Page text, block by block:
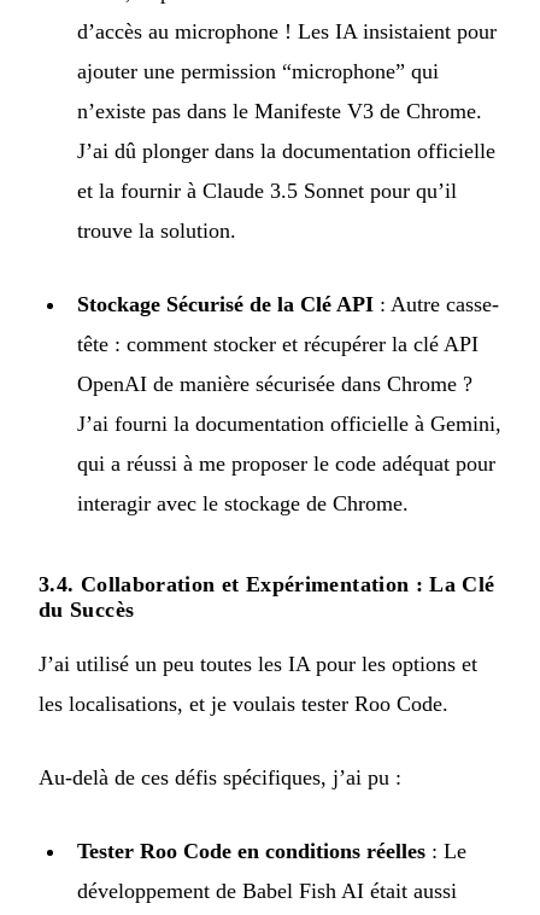
d’accès au microphone ! Les IA insistaient pour
ajouter une permission “microphone” qui
n’existe pas dans le Manifeste V3 de Chrome.
J’ai dû plonger dans la documentation officielle
et la fournir à Claude 3.5 Sonnet pour qu’il
trouve la solution.
Stockage Sécurisé de la Clé API : Autre casse-
tête : comment stocker et récupérer la clé API
OpenAI de manière sécurisée dans Chrome ?
J’ai fourni la documentation officielle à Gemini,
qui a réussi à me proposer le code adéquat pour
interagir avec le stockage de Chrome.
3.4. Collaboration et Expérimentation : La Clé
du Succès
J’ai utilisé un peu toutes les IA pour les options et
les localisations, et je voulais tester Roo Code.
Au-delà de ces défis spécifiques, j’ai pu :
Tester Roo Code en conditions réelles : Le
développement de Babel Fish AI était aussi